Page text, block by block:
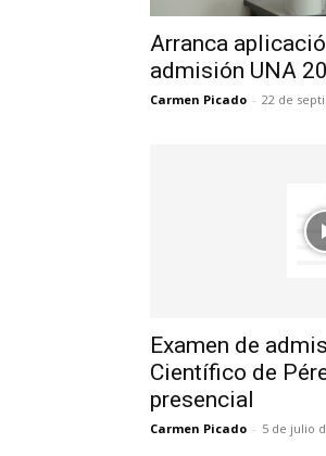
Arranca
admisión UNA
Carmen Picado - 22 de
Examen de
Científico de
presencial
Carmen Picado - 5 de julio